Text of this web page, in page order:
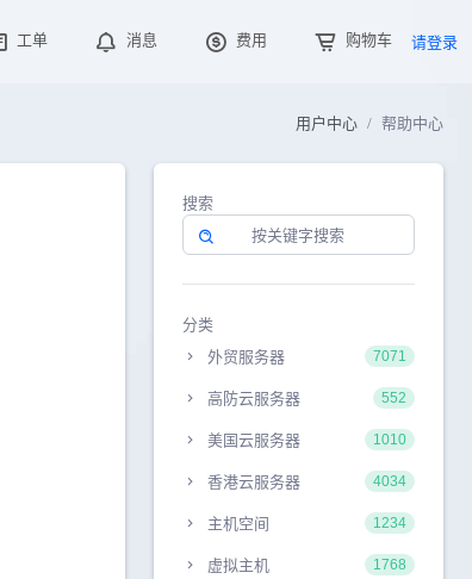
工单 消息 费用 购物车 请登录
用户中心 帮助中心
搜索
分类
外贸服务器
7071
高防云服务器 552
美国云服务器 1010
香港云服务器 4034
主机空间 1234
虚拟主机 1768